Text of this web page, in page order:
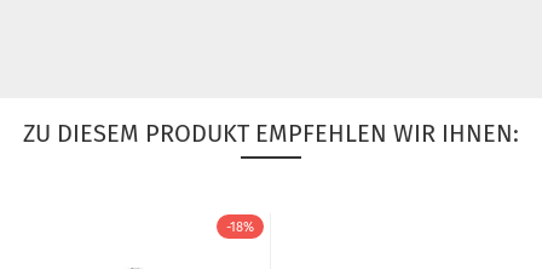
ZU DIESEM PRODUKT EMPFEHLEN WIR IHNEN:
-18%